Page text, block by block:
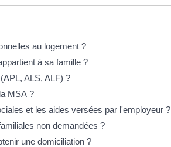
au logement ?
à sa famille ?
ALS, ALF) ?
MSA ?
et les aides versées par l'employeur ?
non demandées ?
une domiciliation ?